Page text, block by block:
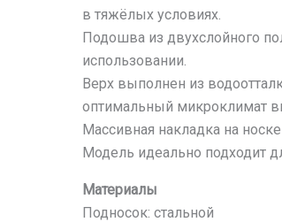
в тяжёлых условиях.
Подошва из двухслойного
использовании.
Верх выполнен из
оптимальный микроклимат
Массивная накладка на
Модель идеально подходит
Материалы
Подносок: стальной